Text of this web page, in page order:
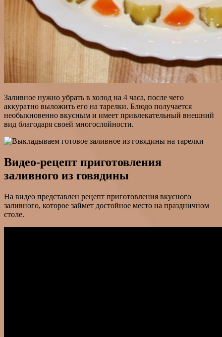
Заливное нужно убрать в холод на 4 часа, после чего
аккуратно выложить его на тарелки. Блюдо получается
необыкновенно вкусным и имеет привлекательный внешний
вид благодаря своей многослойности.
Видео-рецепт приготовления
заливного из говядины
На видео представлен рецепт приготовления вкусного
заливного, которое займет достойное место на праздничном
столе.